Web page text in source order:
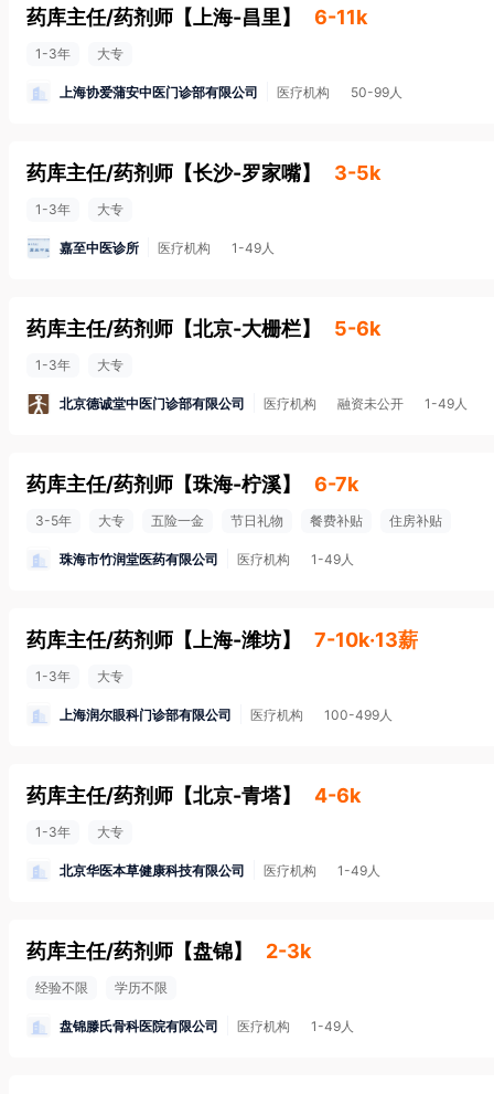
药库主任/药剂师 【 上海-昌里】 6-11k
1-3年 大专
上海协爱蒲安中医门诊部有限公司 医疗机构 50-99人
药库主任/药剂师 【长沙-罗家嘴】 3-5k
1-3年 大专
嘉至中医诊所 医疗机构 1-49人
药库主任/药剂师 【北京-大栅栏】 5-6k
1-3年 大专
北京德诚堂中医门诊部有限公司 医疗机构 融资未公开 1-49人
药库主任/药剂师 【珠海-柠溪】 6-7k
3-5年 大专 五险一金 节日礼物 餐费补贴 住房补贴
珠海市竹润堂医药有限公司 医疗机构 1-49人
药库主任/药剂师 【 上海-潍坊】 7-10k·13薪
1-3年 大专
上海润尔眼科门诊部有限公司 医疗机构 100-499人
药库主任/药剂师 【北京-青塔】 4-6k
1-3年 大专
北京华医本草健康科技有限公司 医疗机构 1-49人
药库主任/药剂师 【盘锦】 2-3k
经验不限 学历不限
盘锦滕氏骨科医院有限公司 医疗机构 1-49人